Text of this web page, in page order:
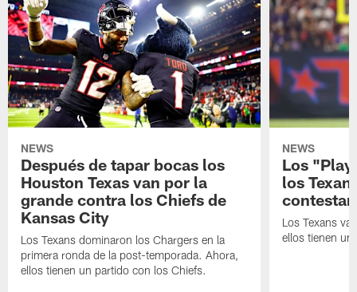
NEWS
Después de tapar bocas los
Houston Texas van por la
grande contra los Chiefs de
Kansas City
Los Texans dominaron los Chargers en la
primera ronda de la post-temporada. Ahora,
ellos tienen un partido con los Chiefs.
NEWS
Los
los
contestar
Los Texans
ellos tienen un